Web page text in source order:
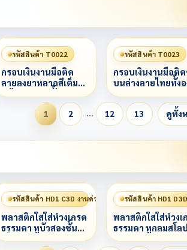
รหัสสินค้า T0022
กรอบเงินงานมือติด
ลายลงยาหลากสีเต็ม
หน้าลวดสามชั้น
รหัสสินค้า T0023
กรอบเงินงานมือติ
บนล่างลายไทยทั้ง
1 2 … 12 13 ดูทั้ง
รหัสสินค้า HD1 C3D งานด่วน 赶工
พลาสติกใสใส่ห่วงเกรด
ธรรมดา หูบัวสองชั้น
สโลป
รหัสสินค้า HD1 D3D
พลาสติกใสใส่ห่วงเ
ธรรมดา หูกลมสโลป